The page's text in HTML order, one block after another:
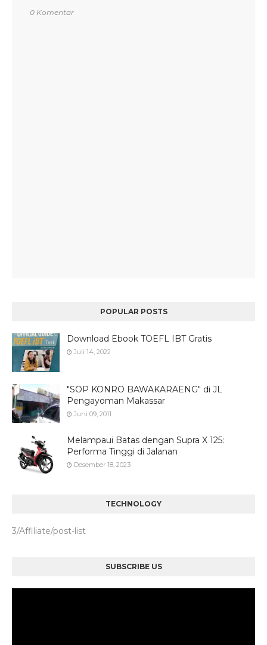
0 Komentar
POPULAR POSTS
Download Ebook TOEFL IBT Gratis
Juli 14, 2022
"SOP KONRO BAWAKARAENG" di JL
Pengayoman Makassar
Juni 09, 2011
Melampaui Batas dengan Supra X 125:
Performa Tinggi di Jalanan
Desember 18, 2023
TECHNOLOGY
3/Affiliate/post-list
SUBSCRIBE US